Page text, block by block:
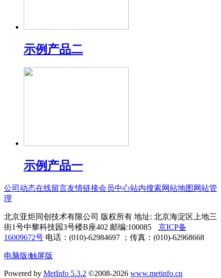
示例产品二
示例产品一
公司动态在线留言友情链接会员中心站内搜索网站地图 网站管
理
北京亚炬同创技术有限公司 版权所有 地址: 北京海淀区上地三
街1号中黎科技园3号楼B座402 邮编:100085
京ICP备
16009672号 电话：(010)-62984697 ；传真：(010)-62968668
电脑版|触屏版
Powered by MetInfo 5.3.2 ©2008-2026 www.metinfo.cn